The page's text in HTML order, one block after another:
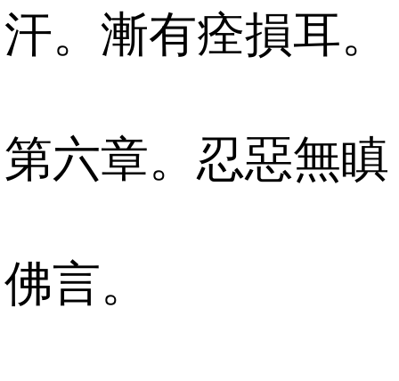
汗。漸有痊損耳。
第六章。忍惡無瞋
佛言。